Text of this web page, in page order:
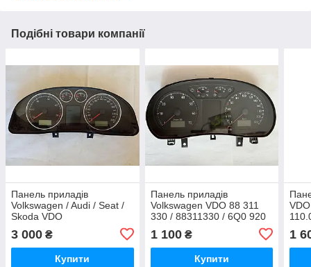
Подібні товари компанії
Панель приладів
Volkswagen / Audi / Seat /
Skoda VDO
110080053/002 / 3B0 920
845 A / Z7Z0A3640348 /
280 301 V13
3 000 ₴
Купити
Панель приладів
Volkswagen VDO 88 311
330 / 88311330 / 6Q0 920
1 100₴
Купити
772
001
1